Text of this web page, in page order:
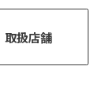
取扱店舗